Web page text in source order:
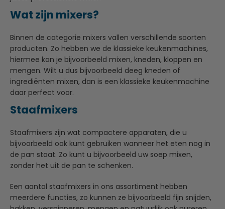
Wat zijn mixers?
Binnen de categorie mixers vallen verschillende soorten
producten. Zo hebben we de klassieke keukenmachines,
hiermee kan je bijvoorbeeld mixen, kneden, kloppen en
mengen. Wilt u dus bijvoorbeeld deeg kneden of
ingrediënten mixen, dan is een klassieke keukenmachine
daar perfect voor.
Staafmixers
Staafmixers zijn wat compactere apparaten, die u
bijvoorbeeld ook kunt gebruiken wanneer het eten nog in
de pan staat. Zo kunt u bijvoorbeeld uw soep mixen,
zonder het uit de pan te schenken.
Een aantal staafmixers in ons assortiment hebben
meerdere functies, zo kunnen ze bijvoorbeeld fijn snijden,